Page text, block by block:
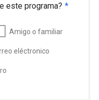
este programa? *
Amigo o familiar
eléctronico